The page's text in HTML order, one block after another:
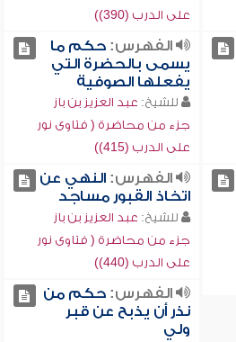
على الدرب (390))
الفهرس:حكم ما
يسمى بالحضرة التي
يفعلها الصوفية
للشيخ: عبد العزيز بن باز
جزء من محاضرة ( فتاوى نور
على الدرب (415))
الفهرس:النهي عن
اتخاذ القبور مساجد
للشيخ: عبد العزيز بن باز
جزء من محاضرة ( فتاوى نور
على الدرب (440))
الفهرس:حكم من
نذر أن يذبح عن قبر
ولي